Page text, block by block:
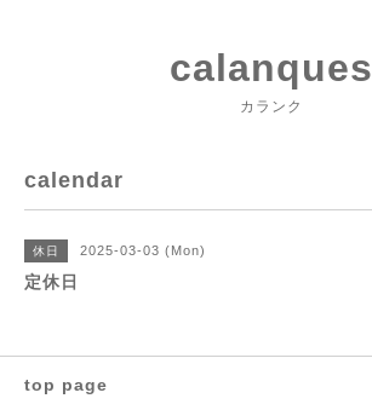
calanques
カランク
calendar
休日 2025-03-03 (Mon)
定休日
top page